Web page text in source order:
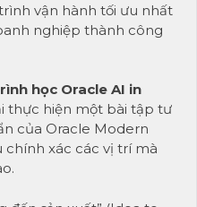
vận hành tối ưu nhất
nghiệp thành công
học Oracle AI in
thực hiện một bài tập tư
của Oracle Modern
chính xác các vị trí mà